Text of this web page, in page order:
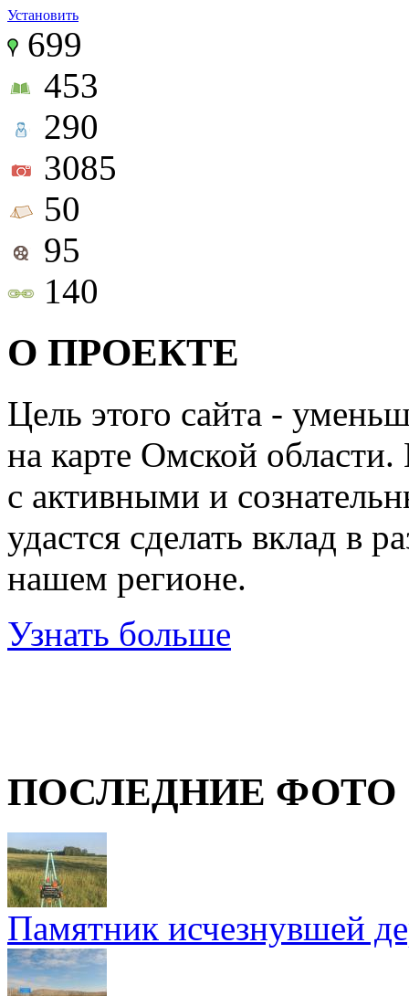
Установить
699
453
290
3085
50
95
140
О ПРОЕКТЕ
Цель этого сайта -
на карте Омской
с активными и
удастся сделать вклад в
нашем регионе.
Узнать больше
ПОСЛЕДНИЕ ФОТО
Памятник исчезнувшей